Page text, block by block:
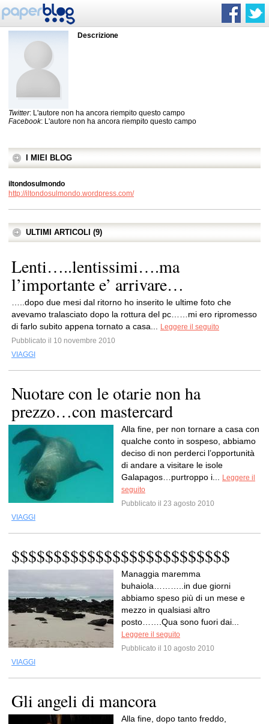
Descrizione
Twitter: L'autore non ha ancora riempito questo campo
Facebook: L'autore non ha ancora riempito questo campo
I MIEI BLOG
iltondosulmondo
http://iltondosulmondo.wordpress.com/
ULTIMI ARTICOLI (9)
Lenti…..lentissimi….ma
l’importante e’ arrivare…
…..dopo due mesi dal ritorno ho inserito le ultime foto che
avevamo tralasciato dopo la rottura del pc……mi ero ripromesso
di farlo subito appena tornato a casa...
Leggere il seguito
Pubblicato il 10 novembre 2010
VIAGGI
Nuotare con le otarie non ha
prezzo…con mastercard
Alla fine, per non tornare a casa con
qualche conto in sospeso, abbiamo
deciso di non perderci l’opportunità
di andare a visitare le isole
Galapagos…purtroppo i...
Leggere il
seguito
Pubblicato il 23 agosto 2010
VIAGGI
$$$$$$$$$$$$$$$$$$$$$$$$$$
Managgia maremma
buhaiola………..in due giorni
abbiamo speso più di un mese e
mezzo in qualsiasi altro
posto…….Qua sono fuori dai...
Leggere il seguito
Pubblicato il 10 agosto 2010
VIAGGI
Gli angeli di mancora
Alla fine, dopo tanto freddo,